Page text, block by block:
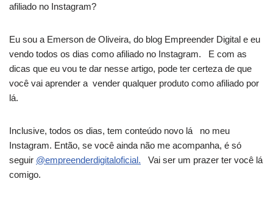
afiliado no Instagram?
Eu sou a Emerson de Oliveira, do blog Empreender Digital e eu
vendo todos os dias como afiliado no Instagram. E com as
dicas que eu vou te dar nesse artigo, pode ter certeza de que
você vai aprender a vender qualquer produto como afiliado por
lá.
Inclusive, todos os dias, tem conteúdo novo lá no meu
Instagram. Então, se você ainda não me acompanha, é só
seguir @empreenderdigitaloficial. Vai ser um prazer ter você lá
comigo.